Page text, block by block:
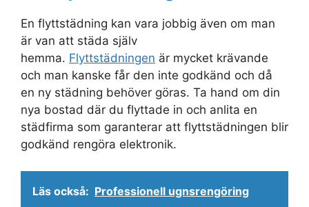
En flyttstädning kan vara jobbig även om man
är van att städa själv
hemma. Flyttstädningen är mycket krävande
och man kanske får den inte godkänd och då
en ny städning behöver göras. Ta hand om din
nya bostad där du flyttade in och anlita en
städfirma som garanterar att flyttstädningen blir
godkänd rengöra elektronik.
Läs också: Professionell ugnsrengöring